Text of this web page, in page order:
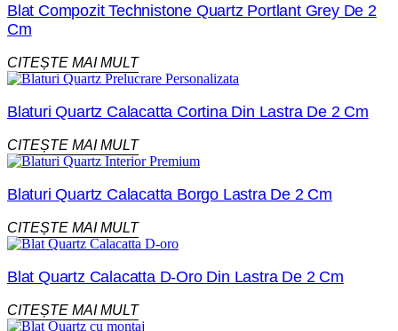
Blat Compozit Technistone Quartz Portlant Grey De 2
Cm
CITEȘTE MAI MULT
Blaturi Quartz Calacatta Cortina Din Lastra De 2 Cm
CITEȘTE MAI MULT
Blaturi Quartz Calacatta Borgo Lastra De 2 Cm
CITEȘTE MAI MULT
Blat Quartz Calacatta D-Oro Din Lastra De 2 Cm
CITEȘTE MAI MULT